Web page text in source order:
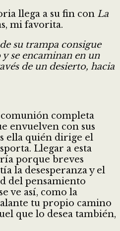
llega a su fin con La
mi favorita.
su trampa consigue
se encaminan en un
de un desierto, hacia
comunión completa
envuelven con sus
ella quién dirige el
Llegar a esta
porque breves
la desesperanza y el
del pensamiento
ve así, como la
tu propio camino
que lo desea también,